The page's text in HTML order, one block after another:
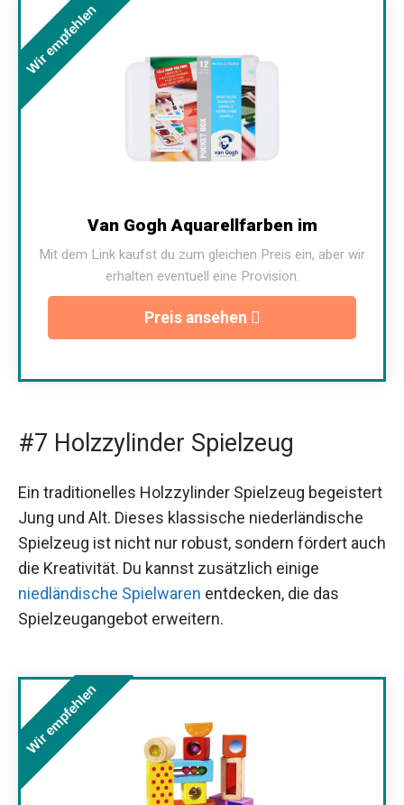
Wir empfehlen
Van Gogh Aquarellfarben im
Mit dem Link kaufst du zum gleichen Preis ein, aber wir
erhalten eventuell eine Provision.
Preis ansehen
#7 Holzzylinder Spielzeug
Ein traditionelles Holzzylinder Spielzeug begeistert
Jung und Alt. Dieses klassische niederländische
Spielzeug ist nicht nur robust, sondern fördert auch
die Kreativität. Du kannst zusätzlich einige
niedländische Spielwaren entdecken, die das
Spielzeugangebot erweitern.
Wir empfehlen